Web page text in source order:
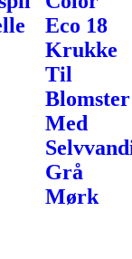
Eco 18
Krukke
Til
Blomster
Med
Grå
Mørk